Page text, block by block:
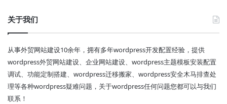
关于我们
从事外贸网站建设10余年，拥有多年wordpress开发配置经验，提供
wordpress外贸网站建设、企业网站建设、wordpress主题模板安装配置
调试、功能定制搭建、wordpress迁移搬家、wordpress安全木马排查处
理等各种wordpress疑难问题，关于wordpress任何问题您都可以与我们
联系！